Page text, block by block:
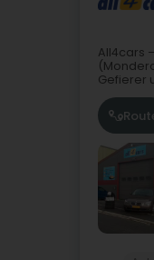
All4cars
Gefierer